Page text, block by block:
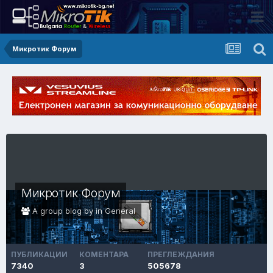
Микротик Форум
Микротик Форум
A group blog by inGeneral
ПУБЛИКАЦИИ
7340
КОМЕНТАРА
3
ПРЕГЛЕЖДАНИЯ
505678